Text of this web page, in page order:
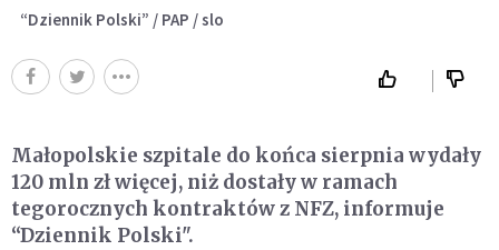
“Dziennik Polski” / PAP / slo
Małopolskie szpitale do końca sierpnia wydały
120 mln zł więcej, niż dostały w ramach
tegorocznych kontraktów z NFZ, informuje
“Dziennik Polski".